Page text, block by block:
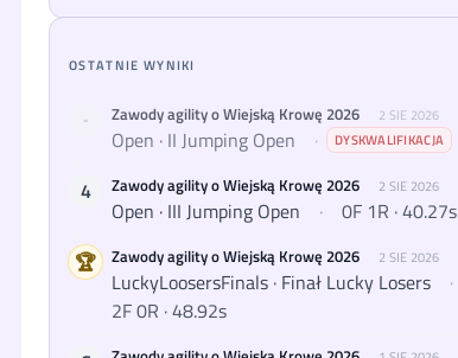
OSTATNIE WYNIKI
- Zawody agility o Wiejską Krowę 2026 2 SIE 2026
Open · II Jumping Open · DYSKWALIFIKACJA
4 Zawody agility o Wiejską Krowę 2026 2 SIE 2026
Open · III Jumping Open ·
0F 1R · 40.27s
🏆
Zawody agility o Wiejską Krowę 2026 2 SIE 2026
LuckyLoosersFinals · Finał Lucky Losers
·
2F 0R · 48.92s